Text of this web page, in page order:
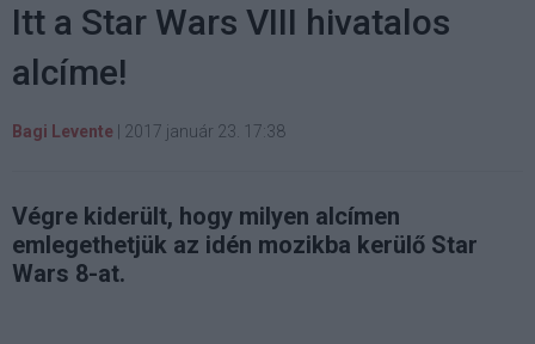
Itt a Star Wars VIII hivatalos
alcíme!
Bagi Levente 2017 január 23. 17:38
Végre kiderült, hogy milyen alcímen
emlegethetjük az idén mozikba kerülő Star
Wars 8-at.